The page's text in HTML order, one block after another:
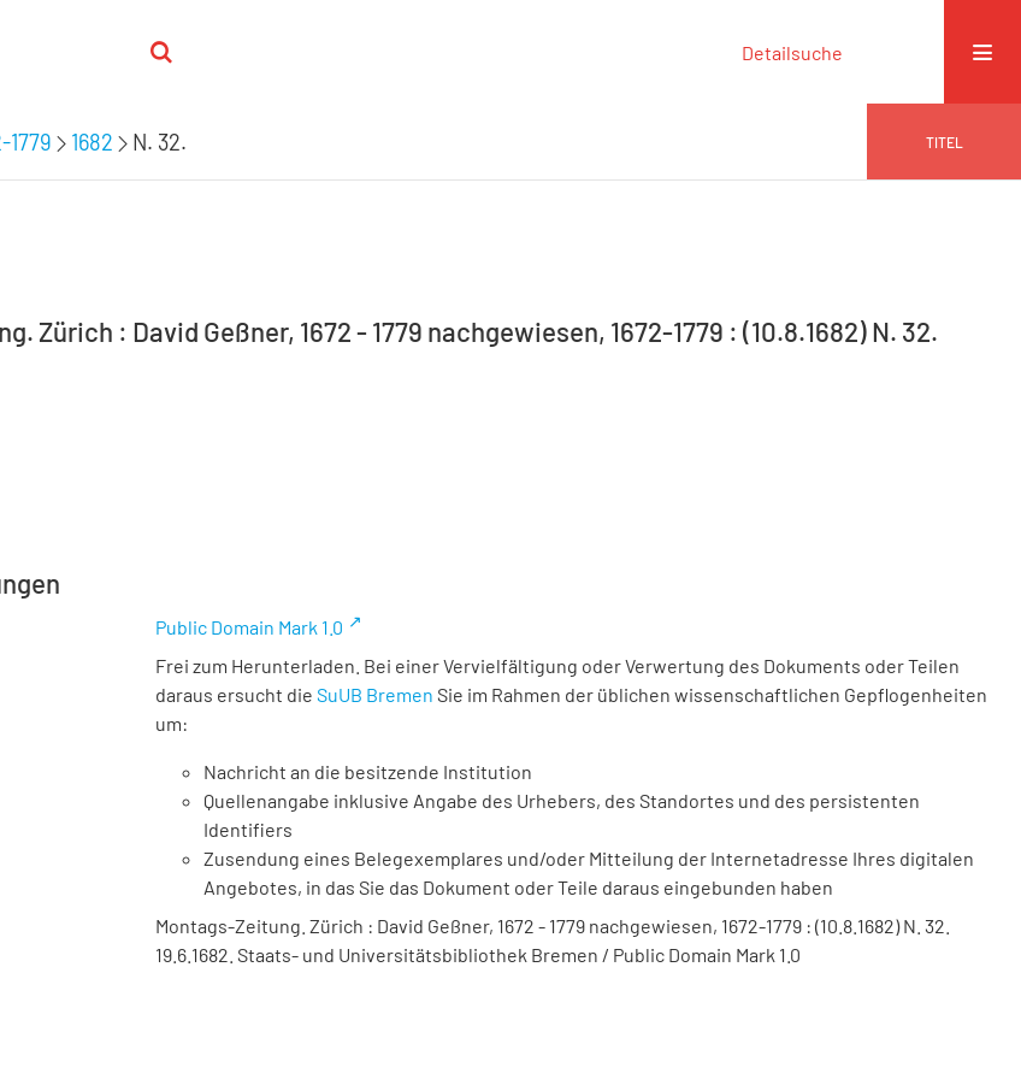
Detailsuche
1682 N. 32. TITEL
Zürich : David Geßner, 1672 - 1779 nachgewiesen, 1672-1779 : (10.8.1682) N. 32.
Public Domain Mark 1.0
Frei zum Herunterladen. Bei einer Vervielfältigung oder Verwertung des Dokuments oder Teilen
daraus ersucht die SuUB Bremen Sie im Rahmen der üblichen wissenschaftlichen Gepflogenheiten
um:
Nachricht an die besitzende Institution
Quellenangabe inklusive Angabe des Urhebers, des Standortes und des persistenten
Identifiers
Zusendung eines Belegexemplares und/oder Mitteilung der Internetadresse Ihres digitalen
Angebotes, in das Sie das Dokument oder Teile daraus eingebunden haben
Montags-Zeitung. Zürich : David Geßner, 1672 - 1779 nachgewiesen, 1672-1779 : (10.8.1682) N. 32.
19.6.1682. Staats- und Universitätsbibliothek Bremen / Public Domain Mark 1.0